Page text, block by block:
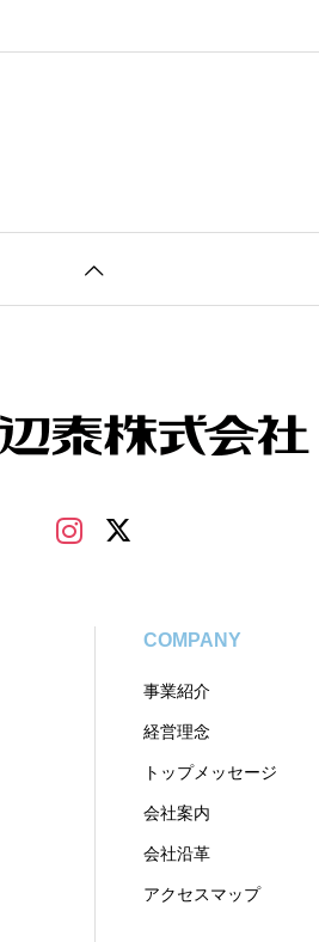
COMPANY
事業紹介
経営理念
トップメッセージ
会社案内
会社沿革
アクセスマップ